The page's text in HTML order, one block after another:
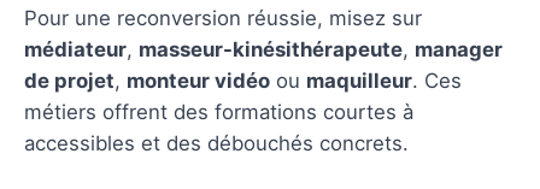
Pour une reconversion réussie, misez sur
médiateur, masseur-kinésithérapeute, manager
de projet, monteur vidéo ou maquilleur. Ces
métiers offrent des formations courtes à
accessibles et des débouchés concrets.